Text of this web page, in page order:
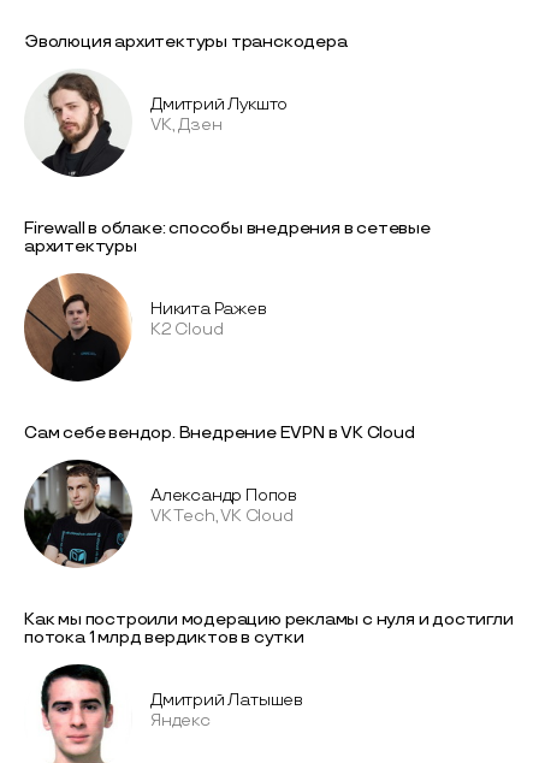
Эволюция архитектуры транскодера
Дмитрий Лукшто
VK, Дзен
Firewall в облаке: способы внедрения в сетевые
архитектуры
Никита Ражев
K2 Cloud
Сам себе вендор. Внедрение EVPN в VK Cloud
Александр Попов
VK Tech, VK Cloud
Как мы построили модерацию рекламы с нуля и достигли
потока 1 млрд вердиктов в сутки
Дмитрий Латышев
Яндекс